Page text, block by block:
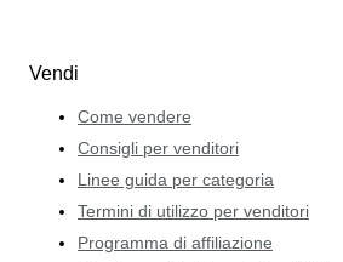
Vendi
Come vendere
Consigli per venditori
Linee guida per categoria
Termini di utilizzo per venditori
Programma di affiliazione